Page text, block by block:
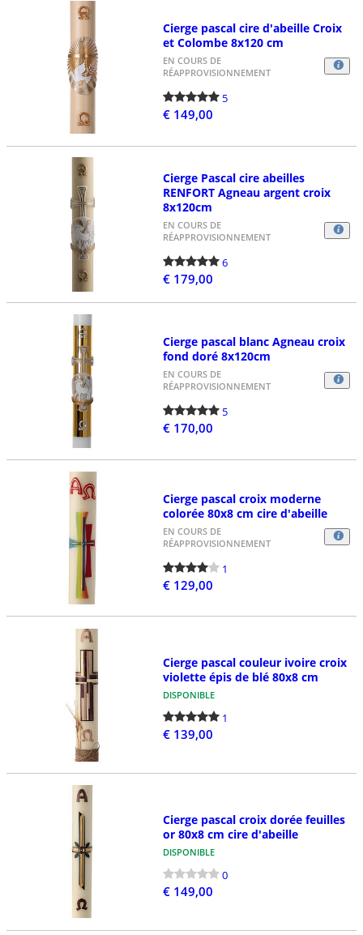
Cierge pascal cire d'abeille Croix
et Colombe 8x120 cm
EN COURS DE
RÉAPPROVISIONNEMENT
5
€ 149,00
Cierge Pascal cire abeilles
RENFORT Agneau argent croix
8x120cm
EN COURS DE
RÉAPPROVISIONNEMENT
6
€ 179,00
Cierge pascal blanc Agneau croix
fond doré 8x120cm
EN COURS DE
RÉAPPROVISIONNEMENT
5
€ 170,00
Cierge pascal croix moderne
colorée 80x8 cm cire d'abeille
EN COURS DE
RÉAPPROVISIONNEMENT
1
€ 129,00
Cierge pascal couleur ivoire croix
violette épis de blé 80x8 cm
DISPONIBLE
1
€ 139,00
Cierge pascal croix dorée feuilles
or 80x8 cm cire d'abeille
DISPONIBLE
0
€ 149,00